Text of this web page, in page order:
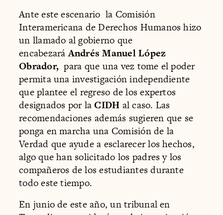
Ante este escenario la Comisión
Interamericana de Derechos Humanos hizo
un llamado al gobierno que
encabezaráAndrés Manuel López
Obrador, para que una vez tome el poder
permita una investigación independiente
que plantee el regreso de los expertos
designados por laCIDH al caso. Las
recomendaciones además sugieren que se
ponga en marcha una Comisión de la
Verdad que ayude a esclarecer los hechos,
algo que han solicitado los padres y los
compañeros de los estudiantes durante
todo este tiempo.
En junio de este año, un tribunal en